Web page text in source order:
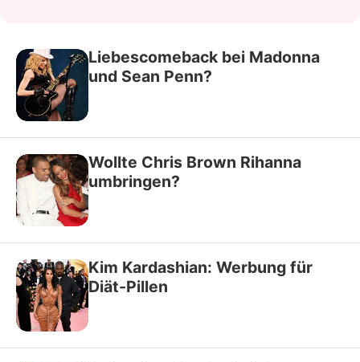
Liebescomeback bei Madonna
und Sean Penn?
Wollte Chris Brown Rihanna
umbringen?
Kim Kardashian: Werbung für
Diät-Pillen